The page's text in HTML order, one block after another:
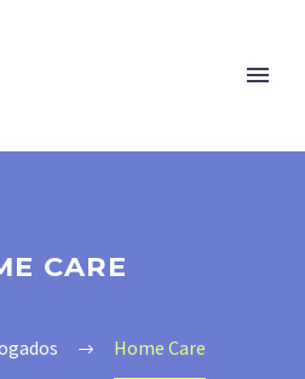
CARE
Home Care